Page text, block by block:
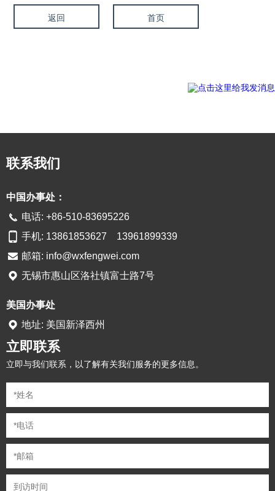
返回 首页
联系我们
中国办事处：
电话: +86-510-83695226
手机: 13861853627 13961899339
邮箱: info@wxfengwei.com
无锡市惠山区洛社镇富士路7号
美国办事处
地址: 美国新泽西州
立即联系
立即与我们联系，以了解有关我们服务的更多信息。